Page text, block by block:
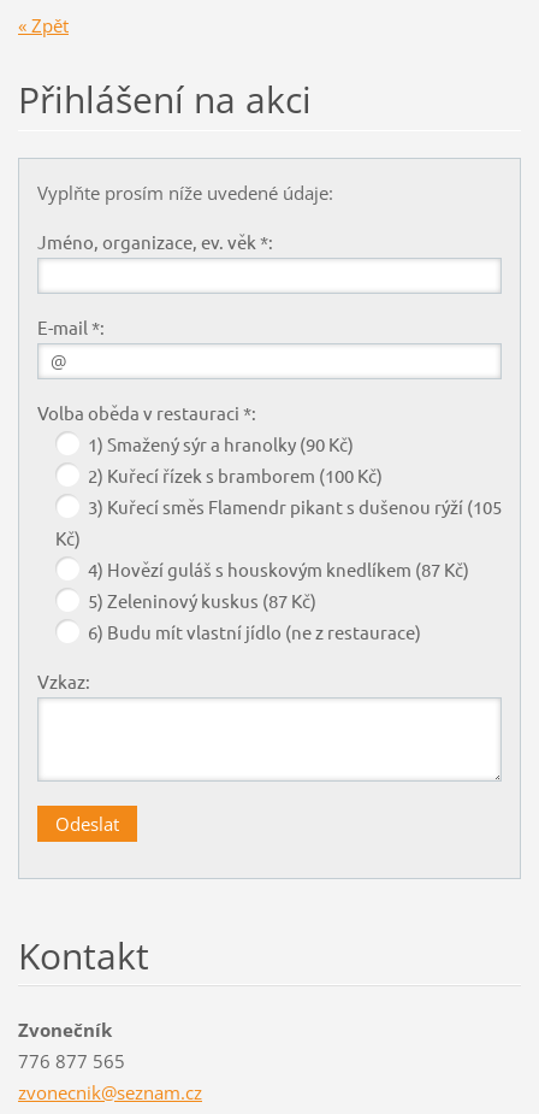
« Zpět
Přihlášení na akci
Vyplňte prosím níže uvedené údaje:
Jméno, organizace, ev. věk *:
E-mail *:
Volba oběda v restauraci *:
1) Smažený sýr a hranolky (90 Kč)
2) Kuřecí řízek s bramborem (100 Kč)
3) Kuřecí směs Flamendr pikant s dušenou rýží (105
Kč)
4) Hovězí guláš s houskovým knedlíkem (87 Kč)
5) Zeleninový kuskus (87 Kč)
6) Budu mít vlastní jídlo (ne z restaurace)
Vzkaz:
Kontakt
Zvonečník
776 877 565
zvonecnik@seznam.cz